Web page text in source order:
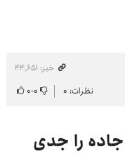
خبر: ۴۴٬۶۵۱
نظرات: ۰ ۰-۰
را جدی